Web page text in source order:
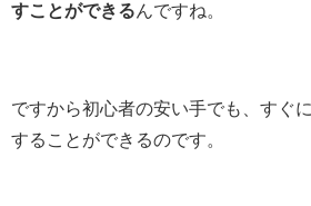
すことができるんですね。
ですから初心者の安い手でも、すぐ
することができるのです。